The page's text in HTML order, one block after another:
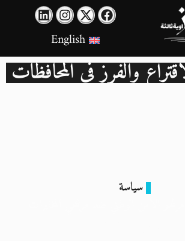
English
والفرز في المحافظات
سياسة